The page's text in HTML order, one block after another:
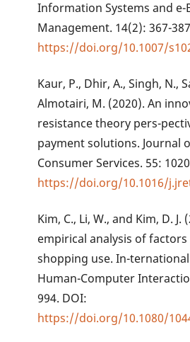
Information Systems and e-
Management. 14(2): 367-
https://doi.org/10.1007/
Kaur, P., Dhir, A., Singh, N.,
Almotairi, M. (2020). An
resistance theory pers-
payment solutions. Journal
Consumer Services. 55:
https://doi.org/10.1016/
Kim, C., Li, W., and Kim, D. J.
empirical analysis of
shopping use. In-
Human-Computer
994. DOI:
https://doi.org/10.1080/